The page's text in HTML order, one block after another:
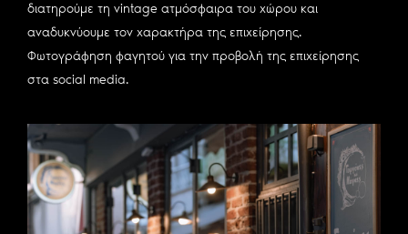
διατηρούμε τη vintage ατμόσφαιρα του χώρου και
αναδυκνύουμε τον χαρακτήρα της επιχείρησης.
Φωτογράφηση φαγητού για την προβολή της επιχείρησης
στα social media.